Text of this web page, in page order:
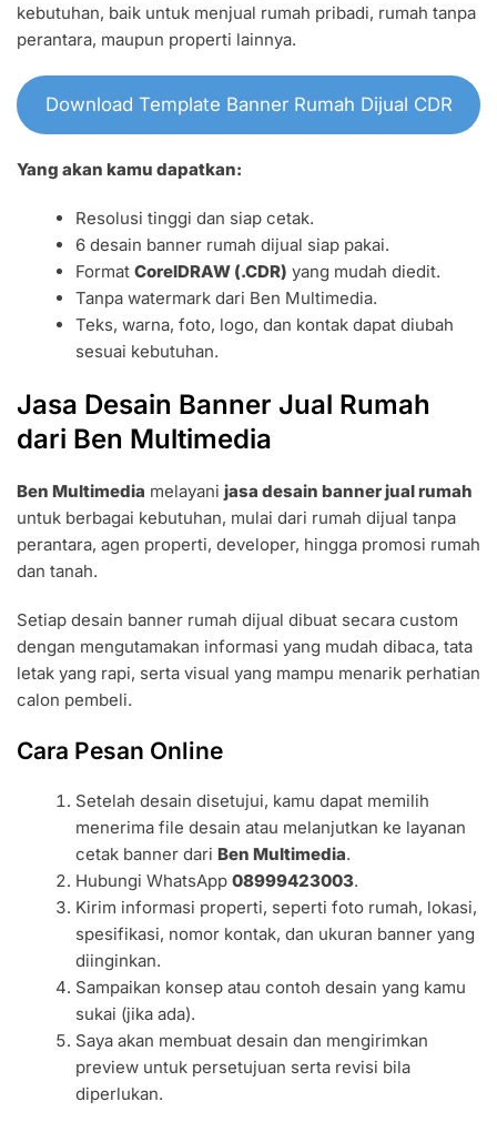
kebutuhan, baik untuk menjual rumah pribadi, rumah tanpa
perantara, maupun properti lainnya.
Download Template Banner Rumah Dijual CDR
Yang akan kamu dapatkan:
Resolusi tinggi dan siap cetak.
6 desain banner rumah dijual siap pakai.
FormatCorelDRAW (.CDR) yang mudah diedit.
Tanpa watermark dari Ben Multimedia.
Teks, warna, foto, logo, dan kontak dapat diubah
sesuai kebutuhan.
Jasa Desain Banner Jual Rumah
dari Ben Multimedia
Ben Multimedia melayani jasa desain banner jual rumah
untuk berbagai kebutuhan, mulai dari rumah dijual tanpa
perantara, agen properti, developer, hingga promosi rumah
dan tanah.
Setiap desain banner rumah dijual dibuat secara custom
dengan mengutamakan informasi yang mudah dibaca, tata
letak yang rapi, serta visual yang mampu menarik perhatian
calon pembeli.
Cara Pesan Online
Setelah desain disetujui, kamu dapat memilih
menerima file desain atau melanjutkan ke layanan
cetak banner dariBen Multimedia.
Hubungi WhatsApp08999423003.
Kirim informasi properti, seperti foto rumah, lokasi,
spesifikasi, nomor kontak, dan ukuran banner yang
diinginkan.
Sampaikan konsep atau contoh desain yang kamu
sukai (jika ada).
Saya akan membuat desain dan mengirimkan
preview untuk persetujuan serta revisi bila
diperlukan.